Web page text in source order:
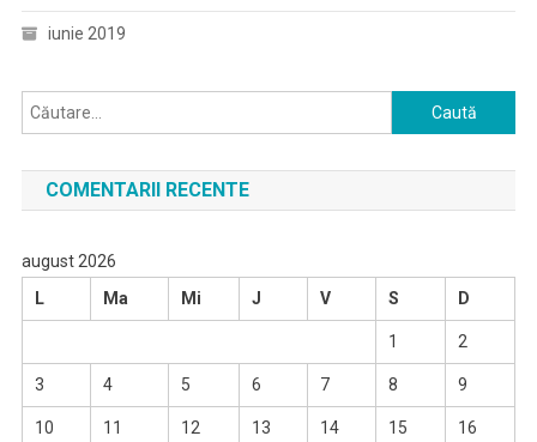
iunie 2019
Caută
după:
COMENTARII RECENTE
august 2026
L
Ma Mi J V S D
1 2
3 4 5 6 7 8 9
10 11 12 13 14 15 16